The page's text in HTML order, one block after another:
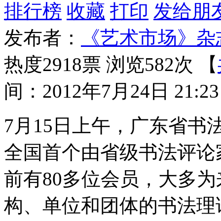
排行榜 收藏 打印 发给朋
发布者：
《艺术市场》
热度2918票 浏览582次 【
间：2012年7月24日 21:23
7月15日上午，广东省书
全国首个由省级书法评
前有80多位会员，大多
构、单位和团体的书法